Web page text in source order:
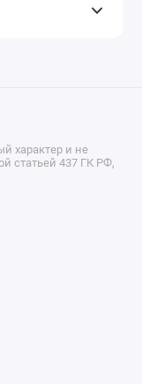
характер и не
статьей 437 ГК РФ,